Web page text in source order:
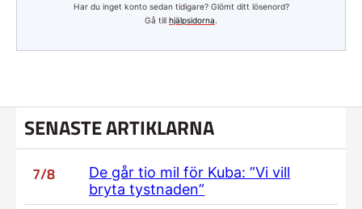
Har du inget konto sedan tidigare? Glömt ditt lösenord?
Gå till hjälpsidorna.
SENASTE ARTIKLARNA
7/8
De går tio mil för Kuba: ”Vi vill
bryta tystnaden”